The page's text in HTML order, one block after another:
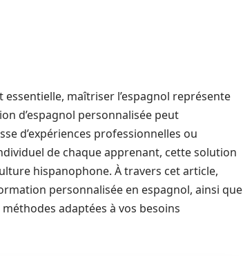
maîtriser l’espagnol représente
d’espagnol personnalisée peut
d’expériences professionnelles ou
de chaque apprenant, cette solution
hispanophone. À travers cet article,
personnalisée en espagnol, ainsi que
adaptées à vos besoins